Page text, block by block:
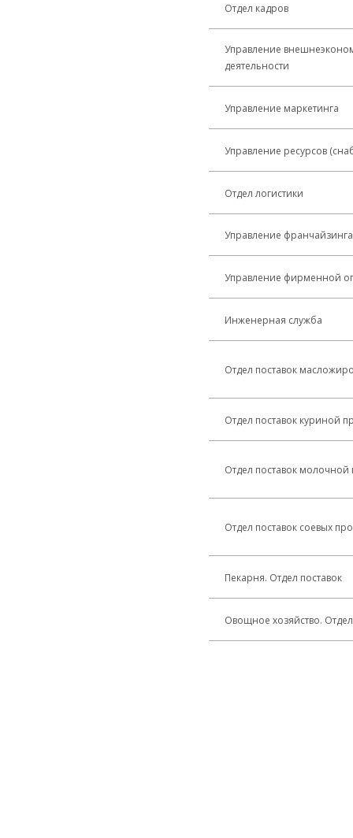
Отдел кадров
Управление
деятельности
Управление маркетинга
Управление ресурсов
Отдел логистики
Управление франчайзинга
Управление фирменной
Инженерная служба
Отдел поставок
Отдел поставок куриной
Отдел поставок молочной
Отдел поставок соевых
Пекарня. Отдел поставок
Овощное хозяйство.